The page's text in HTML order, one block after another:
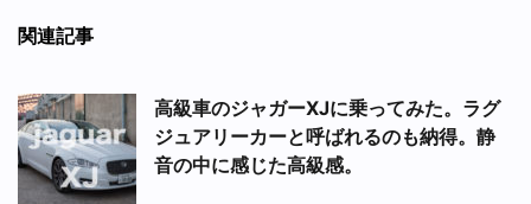
関連記事
高級車のジャガーXJに乗ってみた。ラグ
ジュアリーカーと呼ばれるのも納得。静
音の中に感じた高級感。